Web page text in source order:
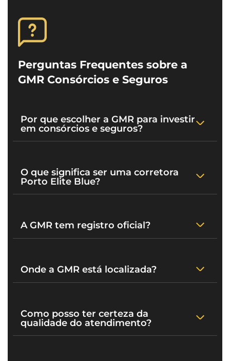
Perguntas Frequentes sobre a
GMR Consórcios e Seguros
Por que escolher a GMR para investir
em consórcios e seguros?
O que significa ser uma corretora
Porto Elite Blue?
A GMR tem registro oficial?
Onde a GMR está localizada?
Como posso ter certeza da
qualidade do atendimento?